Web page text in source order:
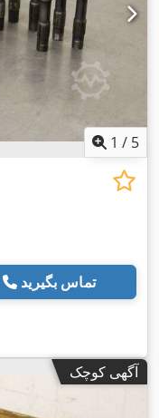
1 / 5
تماس بگیرید
آگهی کوچک